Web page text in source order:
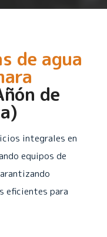
de agua
de
integrales en
equipos de
eficientes para